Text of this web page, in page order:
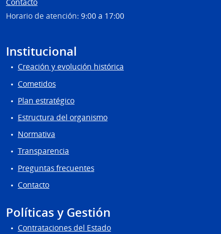
Contacto
Horario de atención: 9:00 a 17:00
Institucional
Creación y evolución histórica
Cometidos
Plan estratégico
Estructura del organismo
Normativa
Transparencia
Preguntas frecuentes
Contacto
Políticas y Gestión
Contrataciones del Estado